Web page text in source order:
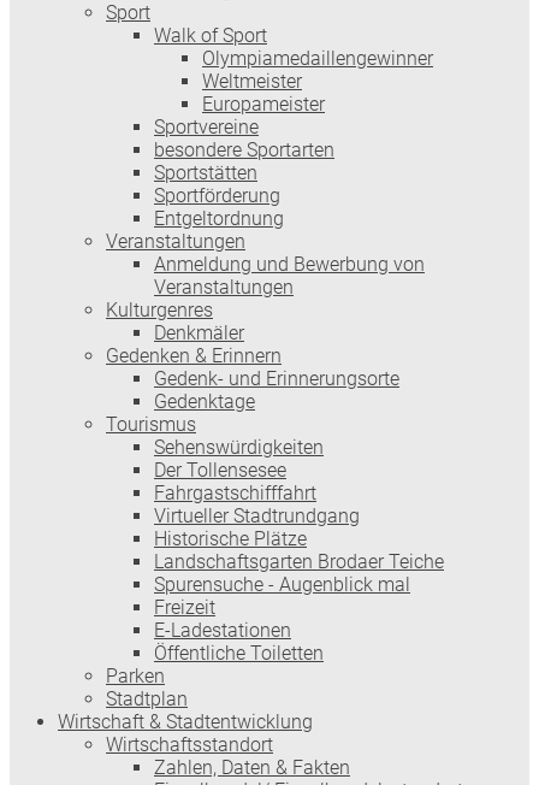
Sport
Walk of Sport
Olympiamedaillengewinner
Weltmeister
Europameister
Sportvereine
besondere Sportarten
Sportstätten
Sportförderung
Entgeltordnung
Veranstaltungen
Anmeldung und Bewerbung von
Veranstaltungen
Kulturgenres
Denkmäler
Gedenken & Erinnern
Gedenk- und Erinnerungsorte
Gedenktage
Tourismus
Sehenswürdigkeiten
Der Tollensesee
Fahrgastschifffahrt
Virtueller Stadtrundgang
Historische Plätze
Landschaftsgarten Brodaer Teiche
Spurensuche - Augenblick mal
Freizeit
E-Ladestationen
Öffentliche Toiletten
Parken
Stadtplan
Wirtschaft & Stadtentwicklung
Wirtschaftsstandort
Zahlen, Daten & Fakten